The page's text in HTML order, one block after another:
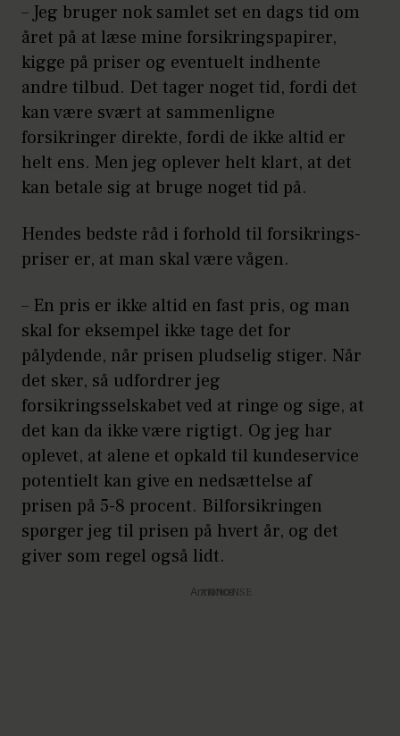
– Jeg bruger nok samlet set en dags tid om
året på at læse mine forsikringspapirer,
kigge på priser og eventuelt indhente
andre tilbud. Det tager noget tid, fordi det
kan være svært at sammenligne
forsikringer direkte, fordi de ikke altid er
helt ens. Men jeg oplever helt klart, at det
kan betale sig at bruge noget tid på.
Hendes bedste råd i forhold til forsikrings-
priser er, at man skal være vågen.
– En pris er ikke altid en fast pris, og man
skal for eksempel ikke tage det for
pålydende, når prisen pludselig stiger. Når
det sker, så udfordrer jeg
forsikringsselskabet ved at ringe og sige, at
det kan da ikke være rigtigt. Og jeg har
oplevet, at alene et opkald til kundeservice
potentielt kan give en nedsættelse af
prisen på 5-8 procent. Bilforsikringen
spørger jeg til prisen på hvert år, og det
giver som regel også lidt.
Annonce